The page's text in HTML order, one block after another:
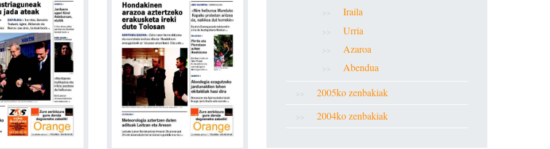
Iraila
Urria
Azaroa
Abendua
2005ko zenbakiak
2004ko zenbakiak